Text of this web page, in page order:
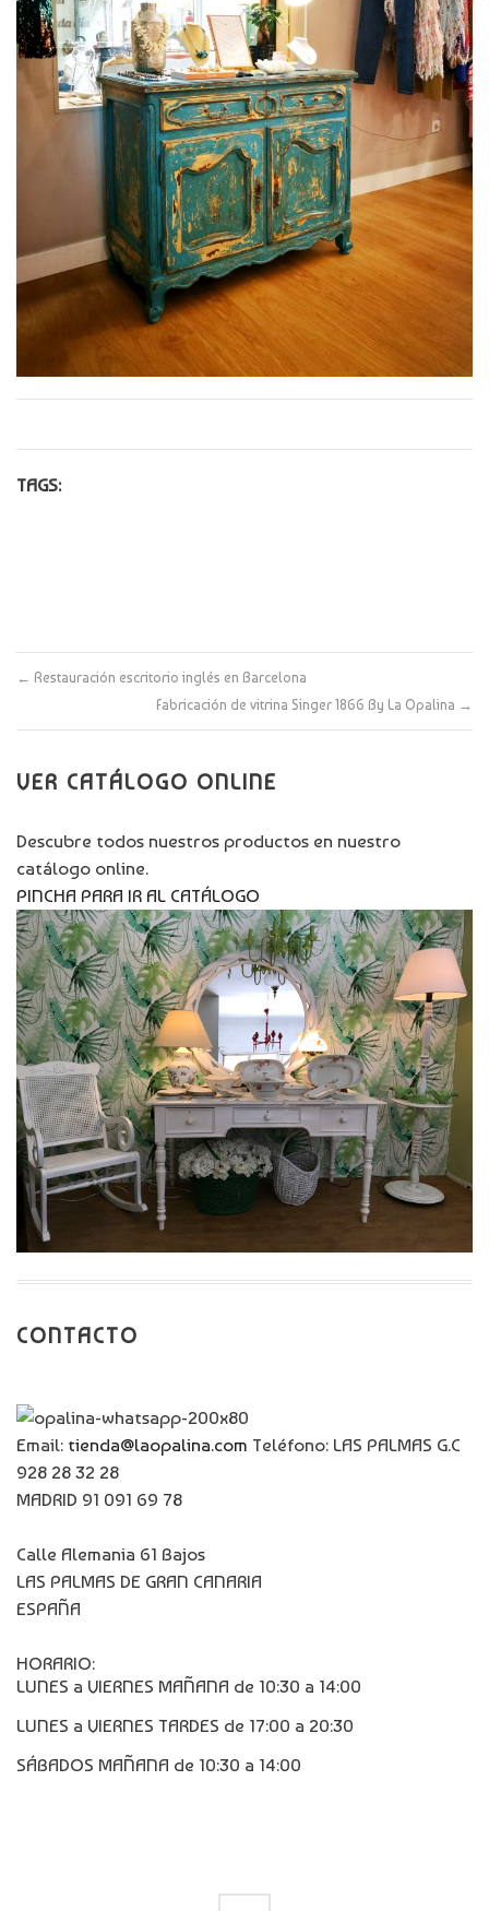
TAGS:
← Restauración escritorio inglés en Barcelona
Fabricación de vitrina Singer 1866 By La Opalina →
VER CATÁLOGO ONLINE
Descubre todos nuestros productos en nuestro
catálogo online.
PINCHA PARA IR AL CATÁLOGO
CONTACTO
Email: tienda@laopalina.com Teléfono: LAS PALMAS G.C
928 28 32 28
MADRID 91 091 69 78
Calle Alemania 61 Bajos
LAS PALMAS DE GRAN CANARIA
ESPAÑA
HORARIO:
LUNES a VIERNES MAÑANA de 10:30 a 14:00
LUNES a VIERNES TARDES de 17:00 a 20:30
SÁBADOS MAÑANA de 10:30 a 14:00